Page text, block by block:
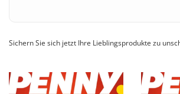
Sichern Sie sich jetzt Ihre Lieblingsprodukte zu